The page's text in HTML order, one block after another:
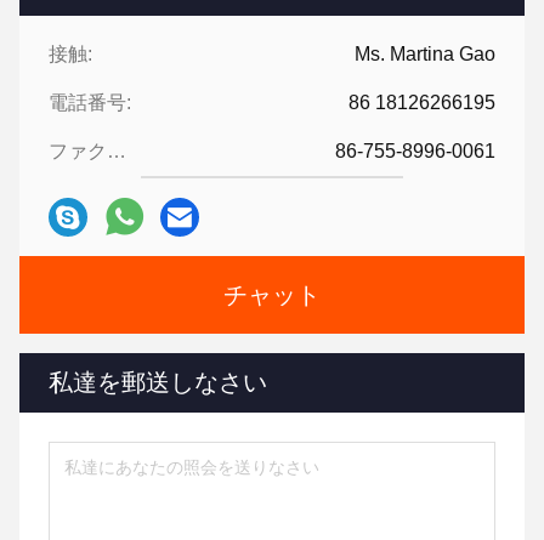
接触: Ms. Martina Gao
電話番号: 86 18126266195
ファクシミリ: 86-755-8996-0061
チャット
私達を郵送しなさい